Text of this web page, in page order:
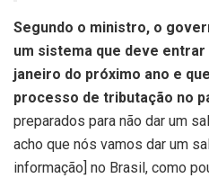
Segundo o ministro, o
um sistema que deve entrar
janeiro do próximo ano e
processo de tributação no
preparados para não dar um
acho que nós vamos dar um
informação] no Brasil, como